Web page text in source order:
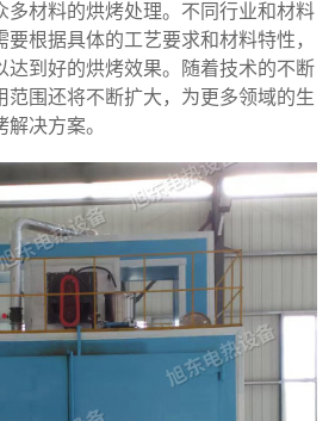
多材料的烘烤处理。不同行业和材料
根据具体的工艺要求和材料特性，
达到好的烘烤效果。随着技术的不断
范围还将不断扩大，为更多领域的生
决方案。